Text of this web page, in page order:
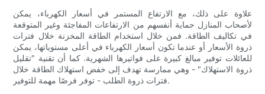
علاوة على ذلك، مع الارتفاع المستمر في أسعار الكهرباء، يمكن
لأصحاب المنازل حماية أنفسهم من الارتفاعات المفاجئة وغير المتوقعة
في تكاليف الطاقة. فمن خلال استخدام الطاقة المخزنة خلال فترات
ذروة الأسعار أو عندما تكون أسعار الكهرباء في أعلى مستوياتها، يمكن
للعائلات توفير مبالغ كبيرة على فواتيرها الشهرية. كما أن تقنية "تقليل
ذروة الاستهلاك" - وهي ممارسة تهدف إلى خفض استهلاك الطاقة خلال
فترات ذروة الطلب - توفر فرصًا مهمة للتوفير.